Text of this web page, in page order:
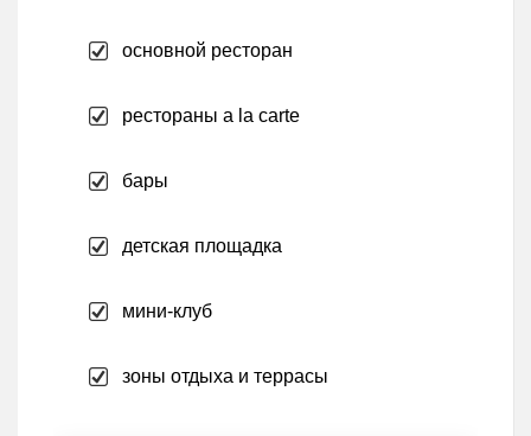
основной ресторан
рестораны a la carte
бары
детская площадка
мини-клуб
зоны отдыха и террасы